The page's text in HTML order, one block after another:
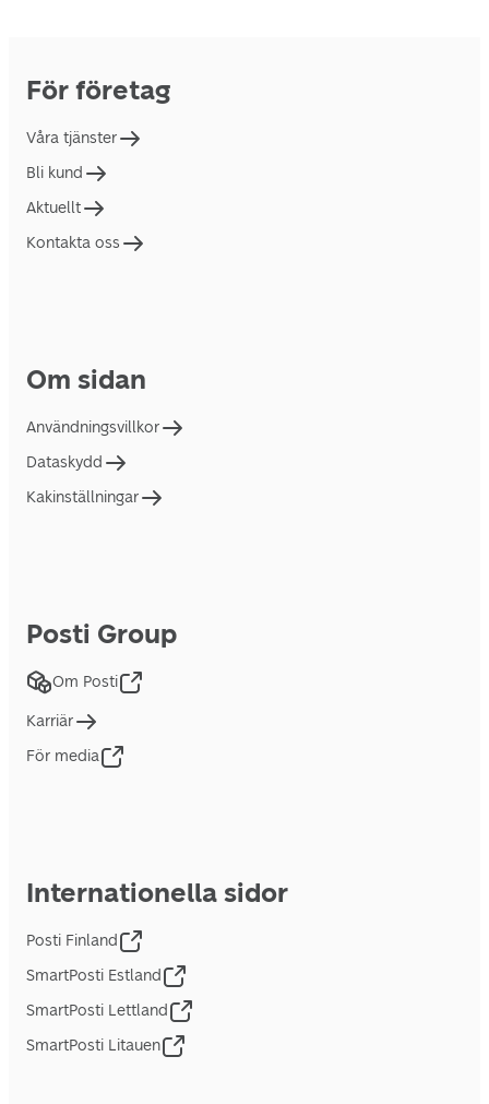
För företag
Våra tjänster
Bli kund
Aktuellt
Kontakta oss
Om sidan
Användningsvillkor
Dataskydd
Kakinställningar
Posti Group
Om Posti
Karriär
För media
Internationella sidor
Posti Finland
SmartPosti Estland
SmartPosti Lettland
SmartPosti Litauen